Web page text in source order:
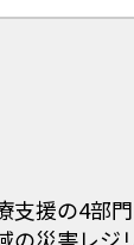
支援の4部